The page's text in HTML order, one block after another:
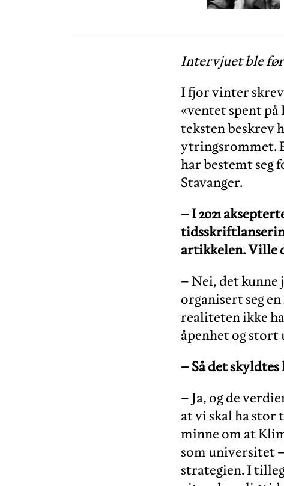
Intervjuet ble
I fjor vinter skrev
«ventet spent
teksten beskrev
ytringsrommet.
har bestemt seg
Stavanger.
– I 2021
artikkelen. Ville
– Nei, det kunne
organisert seg
realiteten ikke
åpenhet og stort
– Så det
– Ja, og de
at vi skal ha stor
minne om at
som universitet
strategien. I